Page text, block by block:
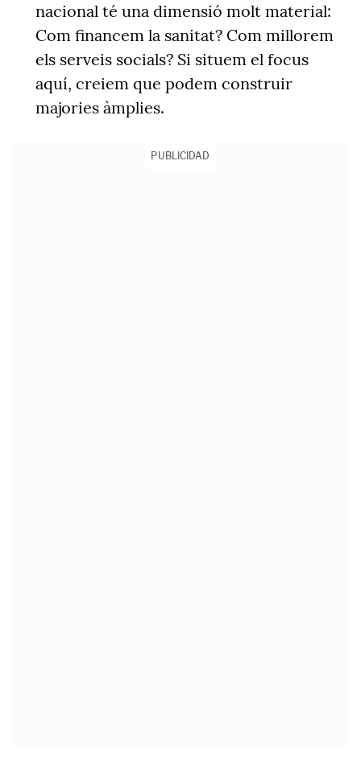
nacional té una dimensió molt material:
Com financem la sanitat? Com millorem
els serveis socials? Si situem el focus
aquí, creiem que podem construir
majories àmplies.
PUBLICIDAD